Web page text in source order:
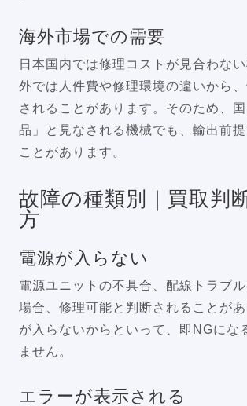
海外市場での需要
日本国内では修理コストが見合わな
外では人件費や修理環境の違いから
されることがあります。そのため、
品」と見なされる機械でも、輸出前
ことがあります。
故障の種類別｜買取判
方
電源が入らない
電源ユニットの不具合、配線トラブ
場合、修理可能と判断されることが
が入らないからといって、即NGにな
ません。
エラーが表示される